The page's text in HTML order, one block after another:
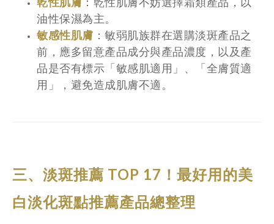
油性保濕為主。
敏感性肌膚 ：敏弱肌族群在選購淡斑產品之
前，應多留意產品成分與產品濃度，以及產
品是否有標示「敏感肌適用」、「全膚質適
用」，避免造成肌膚不適。​​
三、淡斑推薦 TOP 17！最好用的美
白淡化斑點推薦產品總整理